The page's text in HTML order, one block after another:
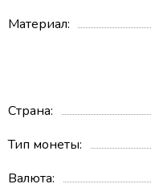
Материал
Страна
Тип монеты
Валюта